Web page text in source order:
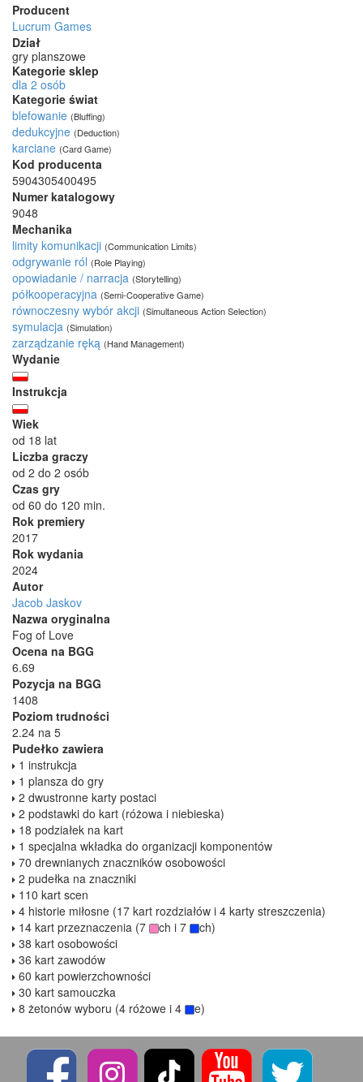
Producent
Lucrum Games
Dział
gry planszowe
Kategorie sklep
dla 2 osób
Kategorie świat
blefowanie (Bluffing)
dedukcyjne (Deduction)
karciane (Card Game)
Kod producenta
5904305400495
Numer katalogowy
9048
Mechanika
limity komunikacji (Communication Limits)
odgrywanie ról (Role Playing)
opowiadanie / narracja (Storytelling)
półkooperacyjna (Semi-Cooperative Game)
równoczesny wybór akcji (Simultaneous Action Selection)
symulacja (Simulation)
zarządzanie ręką (Hand Management)
Wydanie
Instrukcja
Wiek
od 18 lat
Liczba graczy
od 2 do 2 osób
Czas gry
od 60 do 120 min.
Rok premiery
2017
Rok wydania
2024
Autor
Jacob Jaskov
Nazwa oryginalna
Fog of Love
Ocena na BGG
6.69
Pozycja na BGG
1408
Poziom trudności
2.24 na 5
Pudełko zawiera
1 instrukcja
1 plansza do gry
2 dwustronne karty postaci
2 podstawki do kart (różowa i niebieska)
18 podziałek na kart
1 specjalna wkładka do organizacji komponentów
70 drewnianych znaczników osobowości
2 pudełka na znaczniki
110 kart scen
4 historie miłosne (17 kart rozdziałów i 4 karty streszczenia)
14 kart przeznaczenia (7
ch i 7
ch)
38 kart osobowości
36 kart zawodów
60 kart powierzchowności
30 kart samouczka
8 żetonów wyboru (4 różowe i 4
e)